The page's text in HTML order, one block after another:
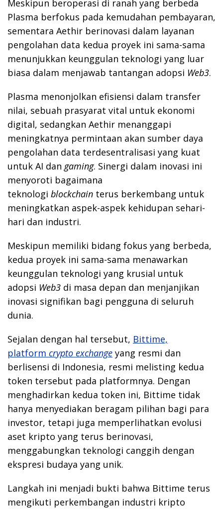
Meskipun beroperasi di ranah yang berbeda
Plasma berfokus pada kemudahan pembayaran,
sementara Aethir berinovasi dalam layanan
pengolahan data kedua proyek ini sama-sama
menunjukkan keunggulan teknologi yang luar
biasa dalam menjawab tantangan adopsi Web3.
Plasma menonjolkan efisiensi dalam transfer
nilai, sebuah prasyarat vital untuk ekonomi
digital, sedangkan Aethir menanggapi
meningkatnya permintaan akan sumber daya
pengolahan data terdesentralisasi yang kuat
untuk AI dan gaming. Sinergi dalam inovasi ini
menyoroti bagaimana
teknologi blockchain terus berkembang untuk
meningkatkan aspek-aspek kehidupan sehari-
hari dan industri.
Meskipun memiliki bidang fokus yang berbeda,
kedua proyek ini sama-sama menawarkan
keunggulan teknologi yang krusial untuk
adopsi Web3 di masa depan dan menjanjikan
inovasi signifikan bagi pengguna di seluruh
dunia.
Sejalan dengan hal tersebut, Bittime,
platform crypto exchange yang resmi dan
berlisensi di Indonesia, resmi melisting kedua
token tersebut pada platformnya. Dengan
menghadirkan kedua token ini, Bittime tidak
hanya menyediakan beragam pilihan bagi para
investor, tetapi juga memperlihatkan evolusi
aset kripto yang terus berinovasi,
menggabungkan teknologi canggih dengan
ekspresi budaya yang unik.
Langkah ini menjadi bukti bahwa Bittime terus
mengikuti perkembangan industri kripto